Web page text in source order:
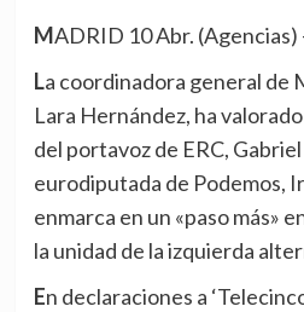
MADRID 10 Abr. (Agencias)
La coordinadora general de Movimiento Sumar,
Lara Hernández, ha
del portavoz de ERC,
eurodiputada de Podemos,
enmarca en un «paso más»
la unidad de la izquierda
En declaraciones a ‘Telecinco’, recogidas por